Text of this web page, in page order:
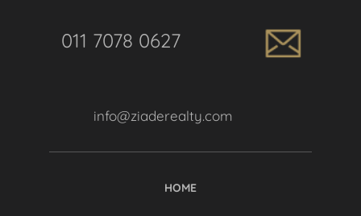
011 7078 0627
info@ziaderealty.com
HOME